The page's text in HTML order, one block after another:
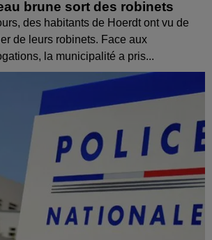
brune sort des robinets
des habitants de Hoerdt ont vu de
de leurs robinets. Face aux
la municipalité a pris...